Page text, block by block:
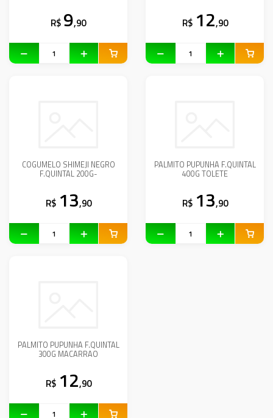
R$ 9,90 R$ 12,90
COGUMELO SHIMEJI NEGRO
F.QUINTAL 200G-
R$ 13,90
PALMITO PUPUNHA F.QUINTAL
400G TOLETE
R$ 13,90
PALMITO PUPUNHA F.QUINTAL
300G MACARRAO
R$ 12,90